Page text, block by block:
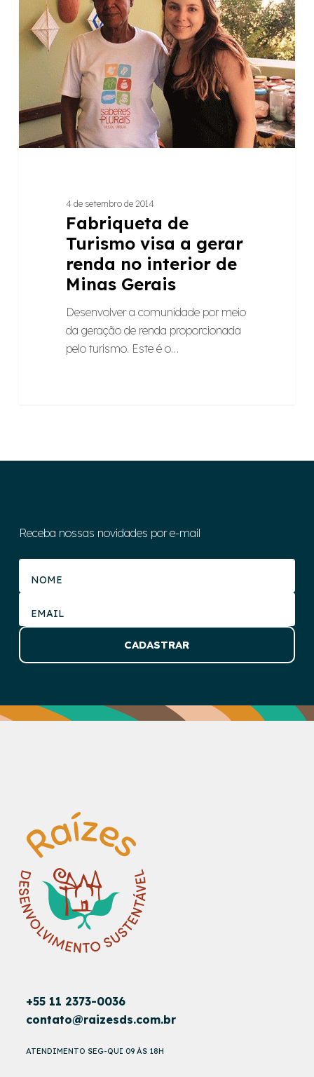
Turismo
visa
interior
de
Minas
4 de setembro de 2014
Fabriqueta de
Turismo visa a gerar
renda no interior de
Minas Gerais
Desenvolver a comunidade por meio
da geração de renda proporcionada
pelo turismo. Este é o…
Receba nossas novidades por e-mail
+55 11 2373-0036
contato@raizesds.com.br
ATENDIMENTO SEG-QUI 09 ÀS 18H